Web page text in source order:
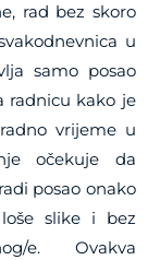
rad bez skoro
u
samo posao
radnicu kako je
vrijeme u
očekuje da
posao onako
slike i bez
e. Ovakva